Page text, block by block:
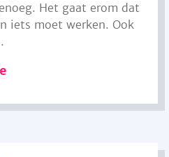
Het gaat erom dat
iets moet werken. Ook